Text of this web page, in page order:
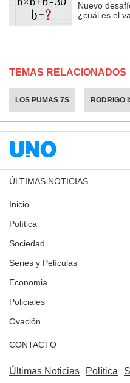
Nuevo
¿cuál es el
TEMAS RELACIONADOS
LOS PUMAS 7S RODRIGO
ÚLTIMAS NOTICIAS
Inicio
Política
Sociedad
Series y Películas
Economia
Policiales
Ovación
CONTACTO
Últimas Noticias Política